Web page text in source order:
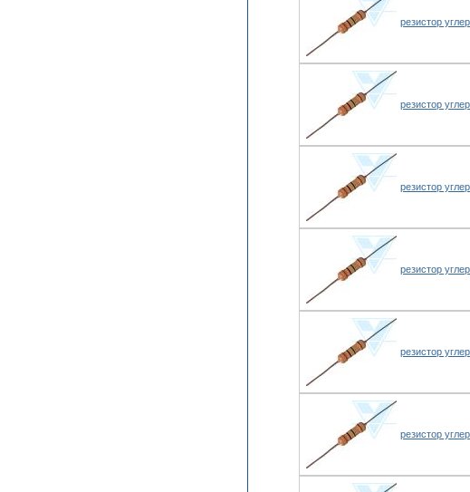
резистор
резистор
резистор
резистор
резистор
резистор